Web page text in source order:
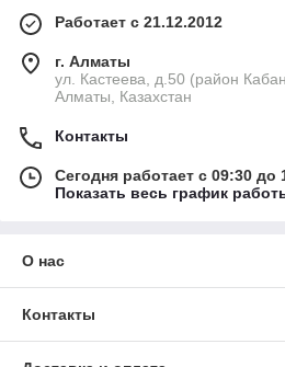
Работает с 21.12.2012
г. Алматы
ул. Кастеева, д.50 (район
Алматы, Казахстан
Контакты
Сегодня работает с 09:30 до
Показать весь график
О нас
Контакты